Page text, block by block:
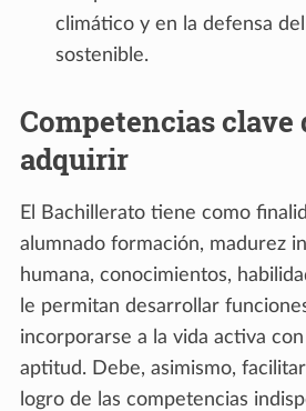
climático y en la defensa
sostenible.
Competencias clave
adquirir
El Bachillerato tiene como
alumnado formación, madurez
humana, conocimientos,
le permitan desarrollar
incorporarse a la vida activa
aptitud. Debe, asimismo,
logro de las competencias